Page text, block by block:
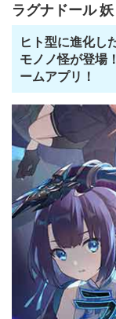
ラグナドール
ヒト型に進化し
モノノ怪が登場
ームアプリ！